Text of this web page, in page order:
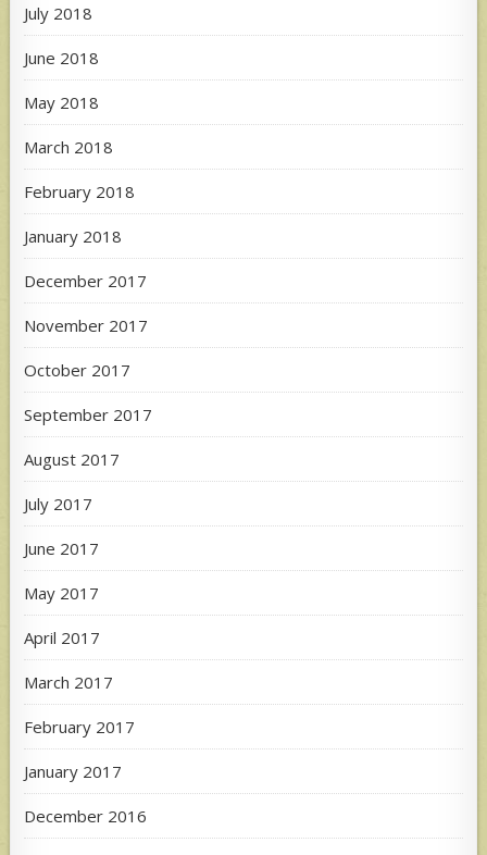
July 2018
June 2018
May 2018
March 2018
February 2018
January 2018
December 2017
November 2017
October 2017
September 2017
August 2017
July 2017
June 2017
May 2017
April 2017
March 2017
February 2017
January 2017
December 2016